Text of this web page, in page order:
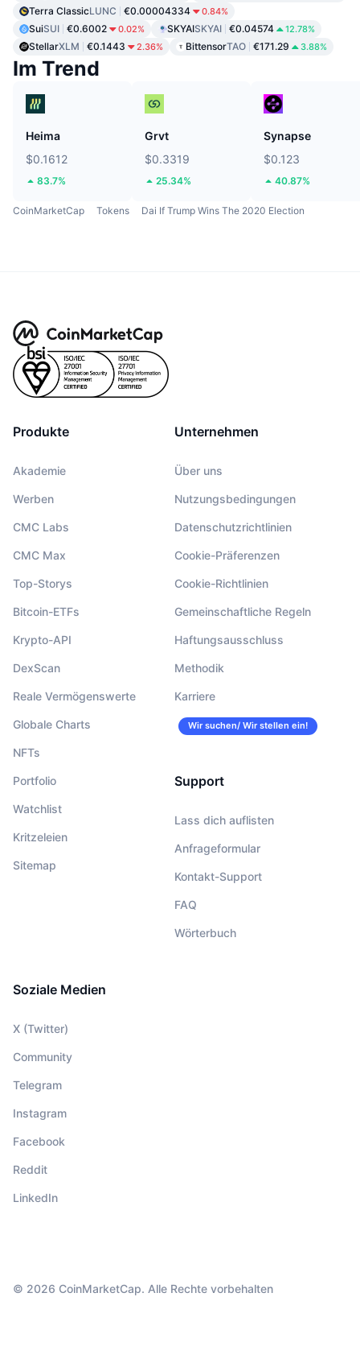
Terra ClassicLUNC €0.00004334 0.84%
SuiSUI €0.6002 0.02% SKYAISKYAI €0.04574 12.78%
StellarXLM €0.1443 2.36% BittensorTAO €171.29 3.88%
Im Trend
Heima
$0.1612
83.7%
Grvt
$0.3319
25.34%
Synapse
$0.123
40.87%
CoinMarketCap Tokens Dai If Trump Wins The 2020 Election
Produkte
Akademie
Werben
CMC Labs
CMC Max
Top-Storys
Bitcoin-ETFs
Krypto-API
DexScan
Reale Vermögenswerte
Globale Charts
NFTs
Portfolio
Watchlist
Kritzeleien
Sitemap
Unternehmen
Über uns
Nutzungsbedingungen
Datenschutzrichtlinien
Cookie-Präferenzen
Cookie-Richtlinien
Gemeinschaftliche Regeln
Haftungsausschluss
Methodik
Karriere
Wir suchen/ Wir stellen ein!
Support
Lass dich auflisten
Anfrageformular
Kontakt-Support
FAQ
Wörterbuch
Soziale Medien
X (Twitter)
Community
Telegram
Instagram
Facebook
Reddit
LinkedIn
© 2026 CoinMarketCap. Alle Rechte vorbehalten